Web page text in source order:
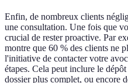
Enfin, de nombreux clients
une consultation. Une fois que
crucial de rester proactive. Par
montre que 60 % des clients ne
l'initiative de contacter votre
étapes. Cela peut inclure le
dossier plus complet, ou encore